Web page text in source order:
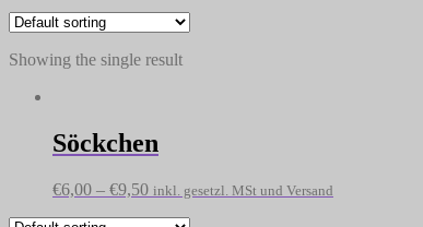
Showing the single result
Söckchen
€6,00 – €9,50 inkl. gesetzl. MSt und Versand